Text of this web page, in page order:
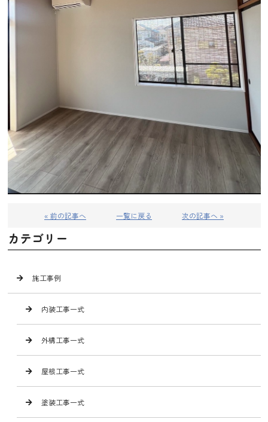
« 前の記事へ 一覧に戻る 次の記事へ »
カテゴリー
施工事例
内装工事一式
外構工事一式
屋根工事一式
塗装工事一式